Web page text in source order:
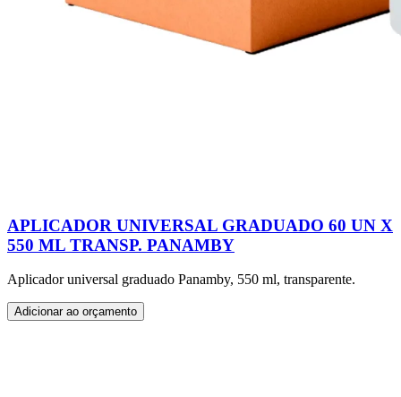
APLICADOR UNIVERSAL GRADUADO 60 UN X
550 ML TRANSP. PANAMBY
Aplicador universal graduado Panamby, 550 ml, transparente.
Adicionar ao orçamento